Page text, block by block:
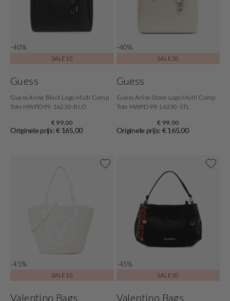
-40%
SALE10
Guess
Guess Anise Black Logo Multi Comp
Tote HWPD99-16230-BLO
€ 99,00
Originele prijs: € 165,00
-40%
SALE10
Guess
Guess Anise Stone Logo Multi Comp
Tote HWPD99-16230-STL
€ 99,00
Originele prijs: € 165,00
-45%
SALE10
Valentino Bags
-45%
SALE10
Valentino Bags